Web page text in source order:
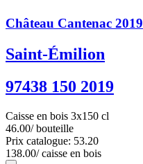
Château Cantenac 2019
Saint-Émilion
97438 150 2019
Caisse en bois 3x150 cl
46.00/ bouteille
Prix catalogue: 53.20
138.00/ caisse en bois